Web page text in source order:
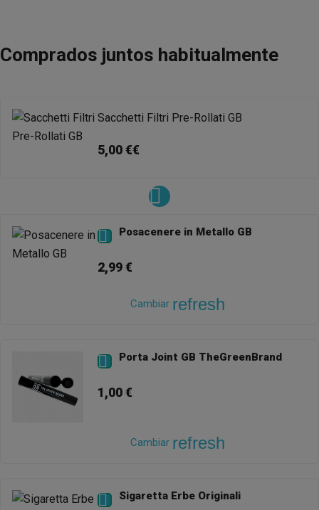
Comprados juntos habitualmente
Sacchetti Filtri Pre-Rollati GB
5,00 €€
 Posacenere in Metallo GB
2,99 €
Cambiar refresh
 Porta Joint GB TheGreenBrand
1,00 €
Cambiar refresh
 Sigaretta Erbe Originali